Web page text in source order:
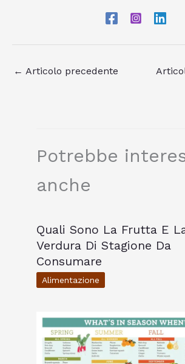
← Articolo precedente
Potrebbe
anche
Quali Sono La Frutta E
Verdura Di Stagione Da
Consumare
Alimentazione